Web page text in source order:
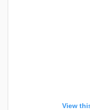
View